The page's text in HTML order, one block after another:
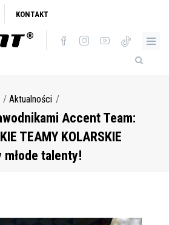
KONTAKT
Aktualności
Accent Team:
TEAMY KOLARSKIE
młode talenty!